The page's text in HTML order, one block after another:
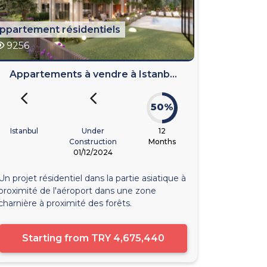
résidentiels
9256
Appartements à vendre à Istanb...
Istanbul
Under
Construction
01/12/2024
50%
12
Months
projet résidentiel dans la partie asiatique à
de l'aéroport dans une zone
à proximité des forêts.
Starting from TRY 4,675,440